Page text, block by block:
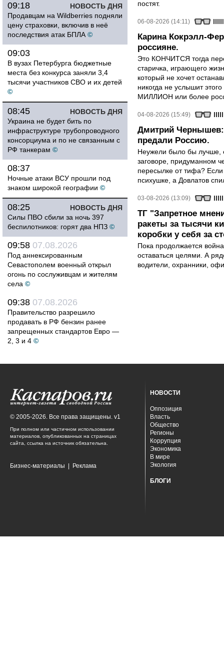
НОВОСТЬ ДНЯ
09:18
Продавцам на Wildberries подняли
цену страховки, включив в неё
последствия атак БПЛА ©
09:03
В вузах Петербурга бюджетные
места без конкурса заняли 3,4
тысячи участников СВО и их детей
©
НОВОСТЬ ДНЯ
08:45
Украина не будет бить по
инфраструктуре трубопроводного
консорциума и по не связанным с
РФ танкерам ©
08:37
Ночные атаки ВСУ прошли под
знаком широкой географии ©
НОВОСТЬ ДНЯ
08:25
Силы ПВО сбили за ночь 397
беспилотников: горят два НПЗ ©
09:58 07.08.2026
Под аннексированным
Севастополем военный открыл
огонь по сослуживцам и жителям
села ©
09:38 07.08.2026
Правительство разрешило
продавать в РФ бензин ранее
запрещенных стандартов Евро —
2, 3 и 4 ©
постят.
06-08-2026 (14:11)
Карина Кокрэлл-
россияне.
Это КОНЧИТСЯ тогда
старичка, играющего
который не хочет
никогда не услышит
МИЛЛИОН или более
04-08-2026 (15:49)
Дмитрий Чернышев:
предали Россию.
Неужели было бы лучше,
заговоре, придуманном
пересылке от тифа?
психушке, а Довлатов
03-08-2026 (13:09)
ТГ "Запретное
ракеты за тысячи
коробки у себя за
Пока продолжается
оставаться целями. А
водители, охранники,
© 2005-2026. Все права защищены. v1
При полном или частичном использовании
материалов, опубликованных на страницах
сайта, ссылка на источник обязательна.
Бизнес-материалы Реклама
НОВОСТИ
Оппозиция
Власть
Общество
Регионы
Коррупция
Экономика
В мире
Экология
БЛОГИ